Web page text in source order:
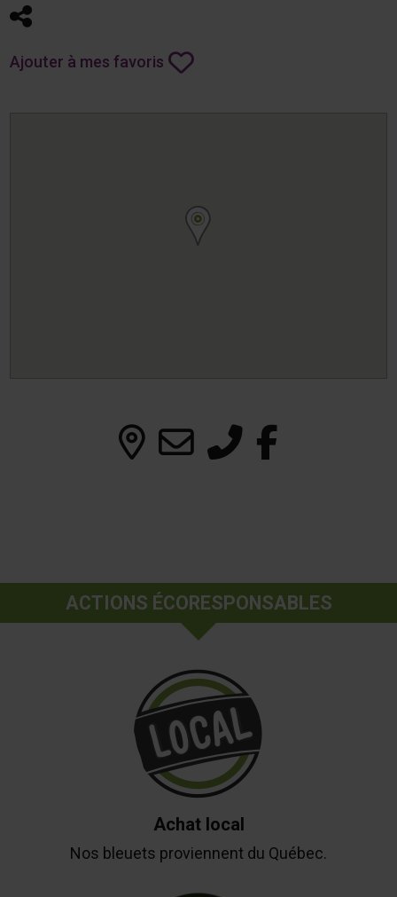
Partager
Ajouter à mes favoris
ACTIONS ÉCORESPONSABLES
Achat local
Nos bleuets proviennent du Québec.